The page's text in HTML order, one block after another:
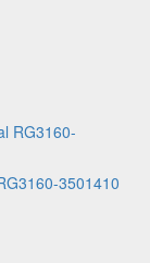
3501410